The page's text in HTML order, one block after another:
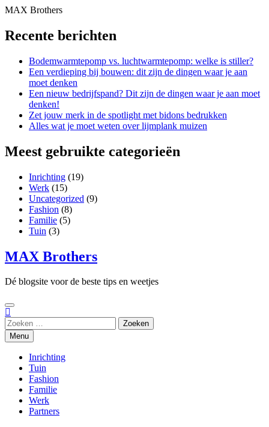
Ga
de
inhoud
MAX Brothers
Recente berichten
Bodemwarmtepomp vs. luchtwarmtepomp: welke is stiller?
Een verdieping bij bouwen: dit zijn de dingen waar je aan
moet denken
Een nieuw bedrijfspand? Dit zijn de dingen waar je aan moet
denken!
Zet jouw merk in de spotlight met bidons bedrukken
Alles wat je moet weten over lijmplank muizen
Meest gebruikte categorieën
Inrichting (19)
Werk (15)
Uncategorized (9)
Fashion (8)
Familie (5)
Tuin (3)
MAX Brothers
Dé blogsite voor de beste tips en weetjes
Zoeken
naar:
Menu
Inrichting
Tuin
Fashion
Familie
Werk
Partners